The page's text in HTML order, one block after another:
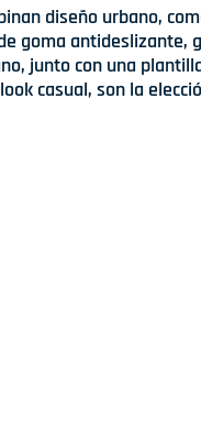
diseño urbano,
goma antideslizante,
junto con una
casual, son la